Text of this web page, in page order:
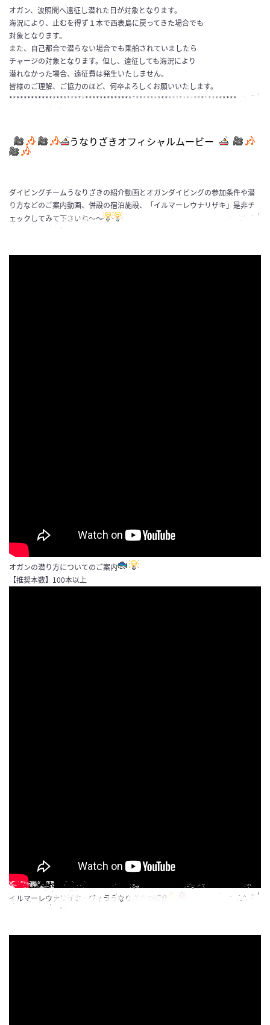
オガン、波照間へ遠征し潜れた日が対象となります。
海況により、止むを得ず１本で西表島に戻ってきた場合でも
対象となります。
また、自己都合で潜らない場合でも乗船されていましたら
チャージの対象となります。但し、遠征しても海況により
潜れなかった場合、遠征費は発生いたしません。
皆様のご理解、ご協力のほど、何卒よろしくお願いいたします。
***************************************************************
うなりざきオフィシャルムービー
ダイビングチームうなりざきの紹介動画とオガンダイビングの参加条件や潜
り方などのご案内動画、併設の宿泊施設、「イルマーレウナリザキ」是非チ
ェックしてみて下さいね～～
オガンの潜り方についてのご案内
【推奨本数】100本以上
イルマーレウナリザキ・ヴィラうなりざきの紹介